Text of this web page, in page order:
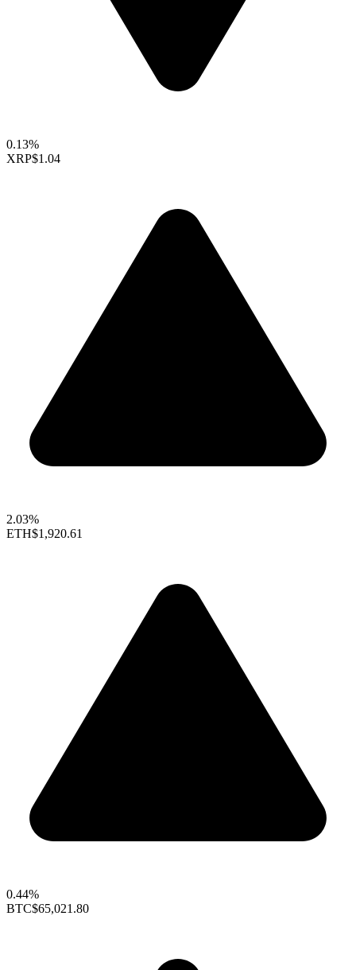
0.13%
XRP$1.04
2.03%
ETH$1,920.61
0.44%
BTC$65,021.80